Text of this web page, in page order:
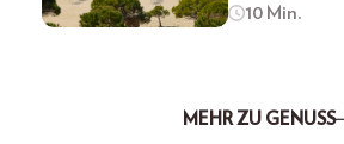
10 Min.
MEHR ZU GENUSS